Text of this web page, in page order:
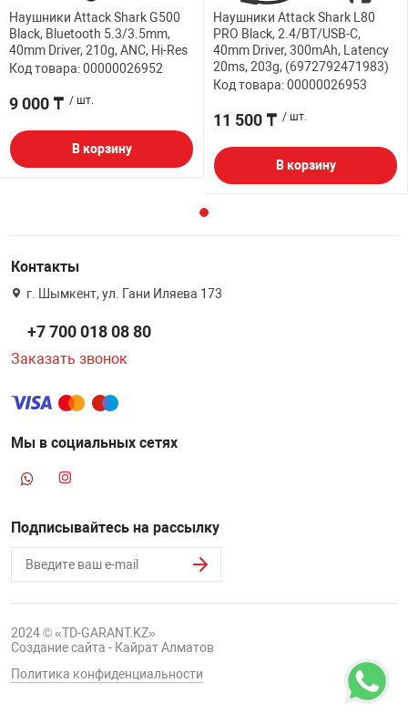
Наушники Attack Shark G500
Black, Bluetooth 5.3/3.5mm,
40mm Driver, 210g, ANC, Hi-Res
Код товара: 00000026952
9 000 ₸ / шт.
В корзину
Наушники Attack Shark L80
PRO Black, 2.4/BT/USB-C,
40mm Driver, 300mAh, Latency
20ms, 203g, (6972792471983)
Код товара: 00000026953
11 500 ₸ / шт.
В корзину
Контакты
г. Шымкент, ул. Гани Иляева 173
+7 700 018 08 80
Заказать звонок
Мы в социальных сетях
Подписывайтесь на рассылку
2024 © «TD-GARANT.KZ»
Создание сайта - Кайрат Алматов
Политика конфиденциальности